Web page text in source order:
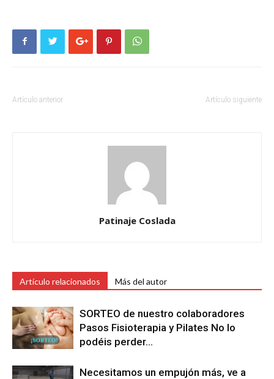
Artículo anterior Artículo siguiente
Patinaje Coslada
Artículo relacionados Más del autor
SORTEO de nuestro colaboradores
Pasos Fisioterapia y Pilates No lo
podéis perder…
Necesitamos un empujón más, ve a